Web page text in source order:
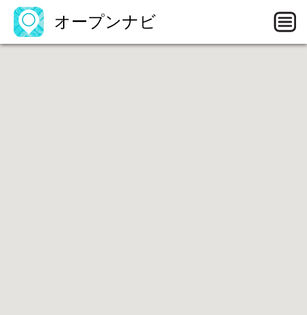
オープンナビ